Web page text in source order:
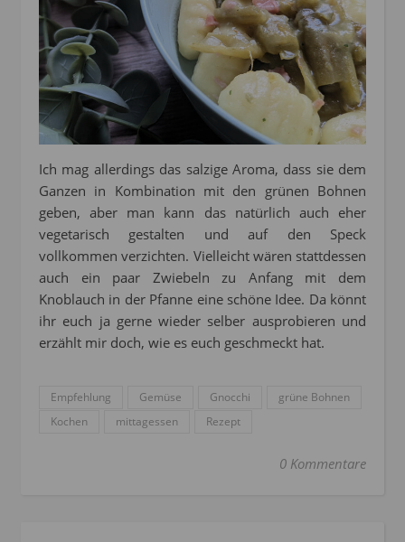
Ich mag allerdings das salzige Aroma, dass sie dem
Ganzen in Kombination mit den grünen Bohnen
geben, aber man kann das natürlich auch eher
vegetarisch gestalten und auf den Speck
vollkommen verzichten. Vielleicht wären stattdessen
auch ein paar Zwiebeln zu Anfang mit dem
Knoblauch in der Pfanne eine schöne Idee. Da könnt
ihr euch ja gerne wieder selber ausprobieren und
erzählt mir doch, wie es euch geschmeckt hat.
Empfehlung Gemüse Gnocchi
grüne Bohnen
Kochen
mittagessen Rezept
0 Kommentare